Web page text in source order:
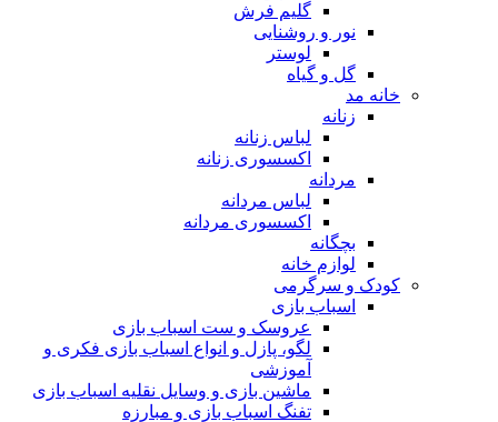
گلیم فرش
نور و روشنایی
لوستر
گل و گیاه
خانه مد
زنانه
لباس زنانه
اکسسوری زنانه
مردانه
لباس مردانه
اکسسوری مردانه
بچگانه
لوازم خانه
کودک و سرگرمی
اسباب بازی
عروسک و ست اسباب بازی
لگو، پازل و انواع اسباب بازی فکری و
آموزشی
ماشین بازی و وسایل نقلیه اسباب بازی
تفنگ اسباب بازی و مبارزه